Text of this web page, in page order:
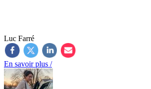
Luc Farré
En savoir plus /